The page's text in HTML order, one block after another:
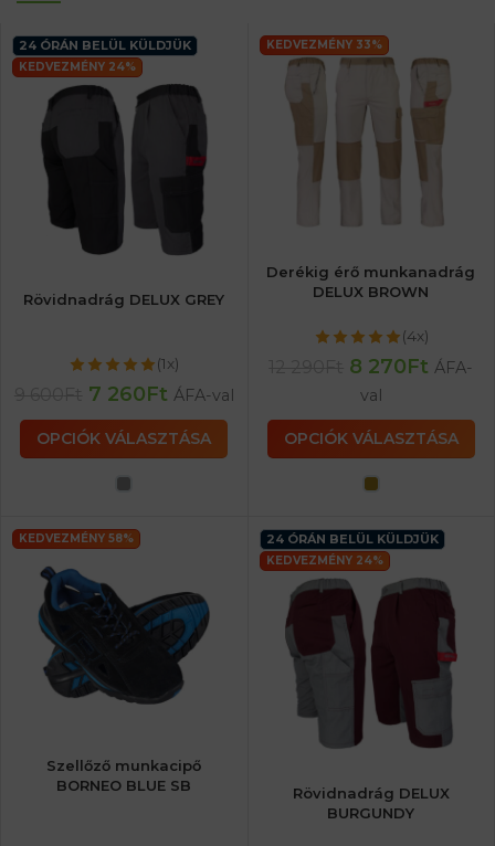
24 ÓRÁN BELÜL KÜLDJÜK
KEDVEZMÉNY 24%
Rövidnadrág DELUX GREY
(1x)
7 260Ft ÁFA-val
OPCIÓK VÁLASZTÁSA
KEDVEZMÉNY 33%
Derékig érő munkanadrág
DELUX BROWN
(4x)
8 270Ft ÁFA-
val
OPCIÓK VÁLASZTÁSA
KEDVEZMÉNY 58%
Szellőző munkacipő
BORNEO BLUE SB
24 ÓRÁN BELÜL KÜLDJÜK
KEDVEZMÉNY 24%
Rövidnadrág DELUX
BURGUNDY